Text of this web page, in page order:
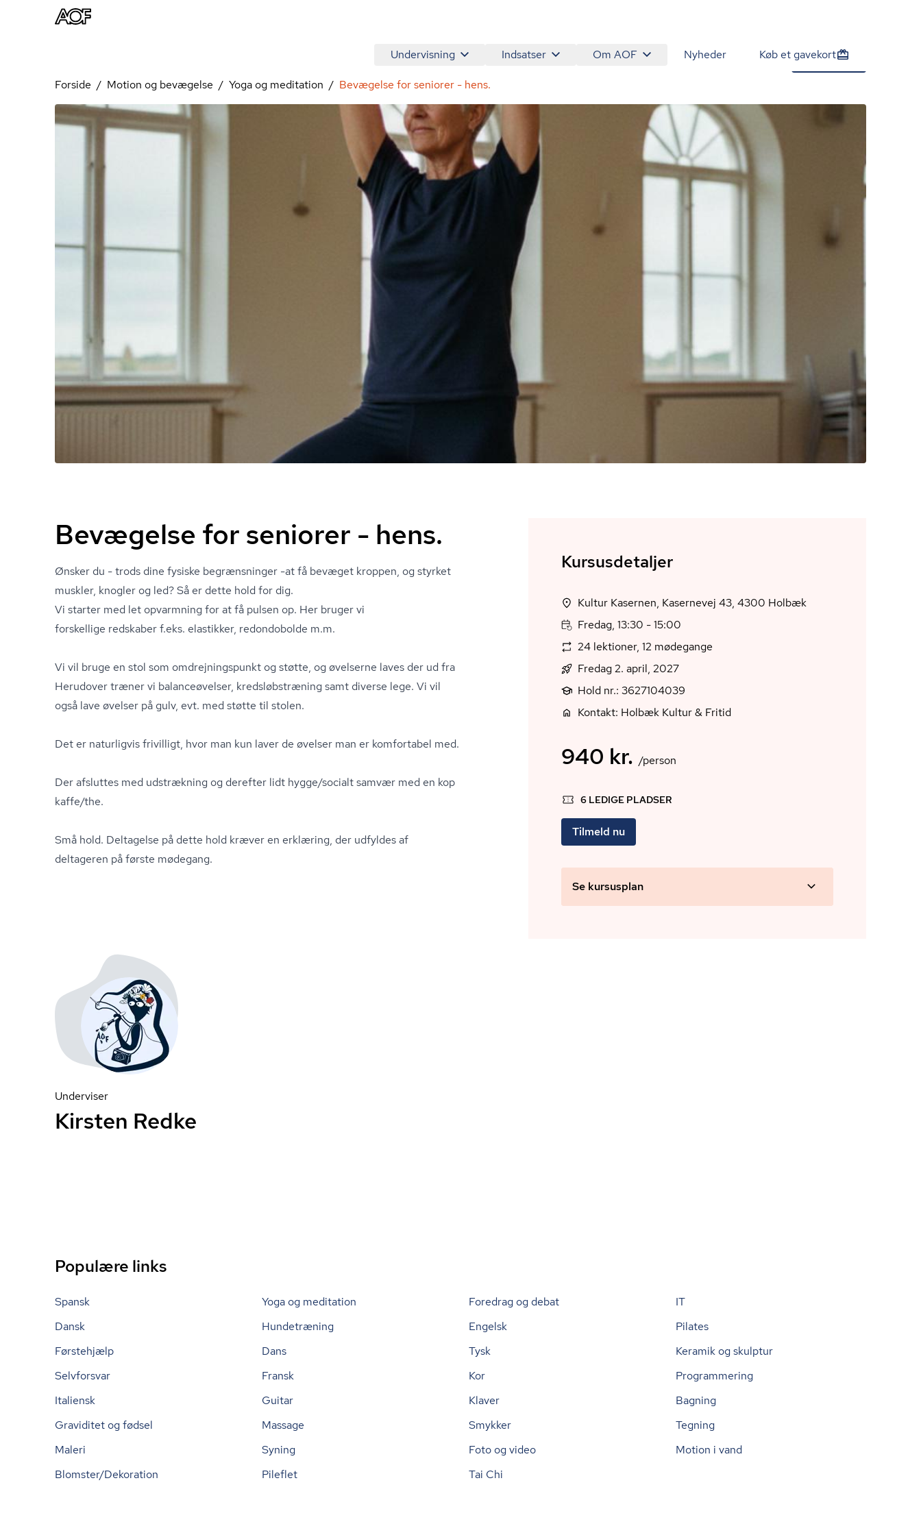
Undervisning Indsatser Om AOF Nyheder Køb et gavekort
Forside Motion og bevægelse Yoga og meditation Bevægelse for seniorer - hens.
940 kr. /person Tilmeld nu
Bevægelse for seniorer - hens.
Ønsker du - trods dine fysiske begrænsninger -at få bevæget kroppen, og styrket
muskler, knogler og led? Så er dette hold for dig.
Vi starter med let opvarmning for at få pulsen op. Her bruger vi
forskellige redskaber f.eks. elastikker, redondobolde m.m.
Vi vil bruge en stol som om­drej­nings­punkt og støtte, og øvelserne laves der ud fra
Herudover træner vi balanceøvelser, kredsløb­stræ­ning samt diverse lege. Vi vil
også lave øvelser på gulv, evt. med støtte til stolen.
Det er naturligvis frivilligt, hvor man kun laver de øvelser man er komfortabel med.
Der afsluttes med udstrækning og derefter lidt hygge/socialt samvær med en kop
kaffe/the.
Små hold. Deltagelse på dette hold kræver en erklæring, der udfyldes af
deltageren på første mødegang.
Kursusdetaljer
Kultur Kasernen, Kasernevej 43, 4300 Holbæk
Fredag, 13:30 - 15:00
24 lektioner, 12 mødegange
Fredag 2. april, 2027
Hold nr.: 3627104039
Kontakt: Holbæk Kultur & Fritid
940 kr. /person
6 LEDIGE PLADSER
Tilmeld nu
Se kursusplan
Underviser
Kirsten Redke
Populære links
Spansk Yoga og meditation Foredrag og debat
IT
Dansk
Hundetræning Engelsk
Pilates
Førstehjælp
Dans Tysk
Keramik og skulptur
Selvforsvar
Fransk Kor
Programmering
Italiensk
Guitar Klaver
Bagning
Graviditet og fødsel
Massage Smykker
Tegning
Maleri
Syning Foto og video
Motion i vand
Blomster/Dekoration
Pileflet Tai Chi